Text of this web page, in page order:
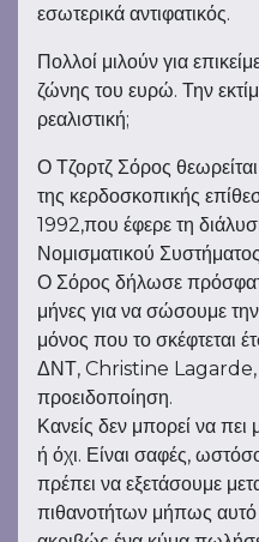
εσωτερικά αντιφατικός.
Πολλοί μιλούν για
ζώνης του ευρώ. Την
ρεαλιστική;
Ο Τζορτζ Σόρος
της κερδοσκοπικής
1992,που έφερε τη
Νομισματικού
Ο Σόρος δήλωσε
μήνες για να σώσουμε
μόνος που το σκέφτεται
ΔΝΤ, Christine Lagarde,
προειδοποίηση.
Κανείς δεν μπορεί να πει
ή όχι. Είναι σαφές,
πρέπει να εξετάσουμε
πιθανοτήτων μήπως αυτό